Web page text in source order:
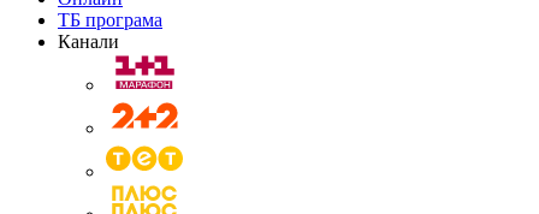
ТБ програма
Канали